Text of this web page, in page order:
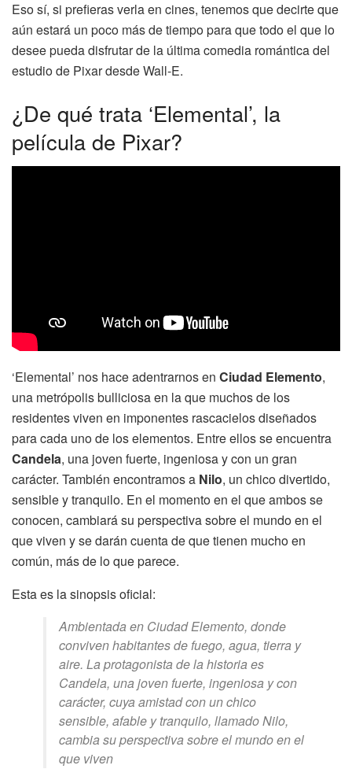
Eso sí, si prefieras verla en cines, tenemos que decirte que
aún estará un poco más de tiempo para que todo el que lo
desee pueda disfrutar de la última comedia romántica del
estudio de Pixar desde Wall-E.
¿De qué trata ‘Elemental’, la
película de Pixar?
‘Elemental’ nos hace adentrarnos en Ciudad Elemento,
una metrópolis bulliciosa en la que muchos de los
residentes viven en imponentes rascacielos diseñados
para cada uno de los elementos. Entre ellos se encuentra
Candela, una joven fuerte, ingeniosa y con un gran
carácter. También encontramos a Nilo, un chico divertido,
sensible y tranquilo. En el momento en el que ambos se
conocen, cambiará su perspectiva sobre el mundo en el
que viven y se darán cuenta de que tienen mucho en
común, más de lo que parece.
Esta es la sinopsis oficial:
Ambientada en Ciudad Elemento, donde
conviven habitantes de fuego, agua, tierra y
aire. La protagonista de la historia es
Candela, una joven fuerte, ingeniosa y con
carácter, cuya amistad con un chico
sensible, afable y tranquilo, llamado Nilo,
cambia su perspectiva sobre el mundo en el
que viven